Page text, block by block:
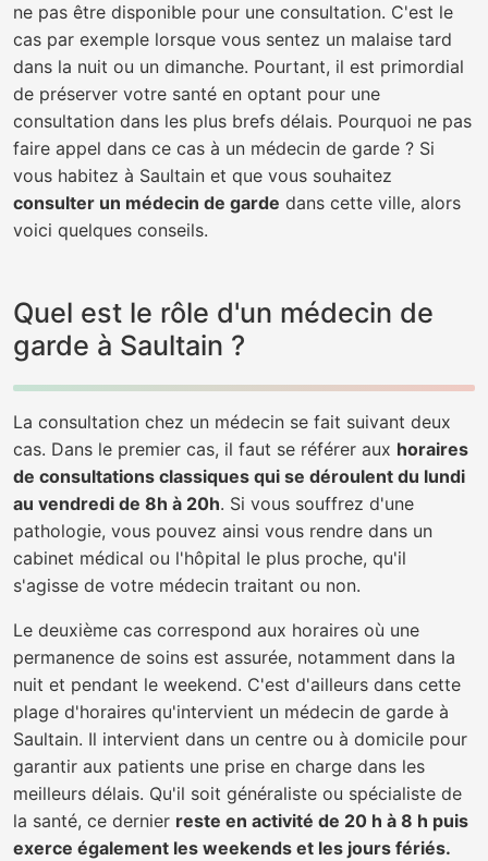
ne pas être disponible pour une consultation. C'est le
cas par exemple lorsque vous sentez un malaise tard
dans la nuit ou un dimanche. Pourtant, il est primordial
de préserver votre santé en optant pour une
consultation dans les plus brefs délais. Pourquoi ne pas
faire appel dans ce cas à un médecin de garde ? Si
vous habitez à Saultain et que vous souhaitez
consulter un médecin de garde dans cette ville, alors
voici quelques conseils.
Quel est le rôle d'un médecin de
garde à Saultain ?
La consultation chez un médecin se fait suivant deux
cas. Dans le premier cas, il faut se référer aux horaires
de consultations classiques qui se déroulent du lundi
au vendredi de 8h à 20h. Si vous souffrez d'une
pathologie, vous pouvez ainsi vous rendre dans un
cabinet médical ou l'hôpital le plus proche, qu'il
s'agisse de votre médecin traitant ou non.
Le deuxième cas correspond aux horaires où une
permanence de soins est assurée, notamment dans la
nuit et pendant le weekend. C'est d'ailleurs dans cette
plage d'horaires qu'intervient un médecin de garde à
Saultain. Il intervient dans un centre ou à domicile pour
garantir aux patients une prise en charge dans les
meilleurs délais. Qu'il soit généraliste ou spécialiste de
la santé, ce dernier reste en activité de 20 h à 8 h puis
exerce également les weekends et les jours fériés.